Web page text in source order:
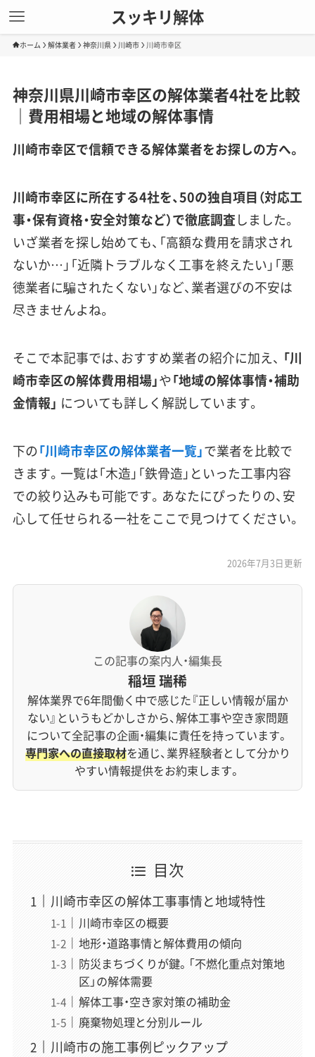
スッキリ解体
ホーム 解体業者 神奈川県 川崎市 川崎市幸区
神奈川県川崎市幸区の解体業者4社を比較
｜費用相場と地域の解体事情
川崎市幸区で信頼できる解体業者をお探しの方へ。
川崎市幸区に所在する4社を、50の独自項目（対応工
事・保有資格・安全対策など）で徹底調査しました。
いざ業者を探し始めても、「高額な費用を請求され
ないか…」「近隣トラブルなく工事を終えたい」「悪
徳業者に騙されたくない」など、業者選びの不安は
尽きませんよね。
そこで本記事では、おすすめ業者の紹介に加え、 「川
崎市幸区の解体費用相場」や「地域の解体事情・補助
金情報」 についても詳しく解説しています。
下の「川崎市幸区の解体業者一覧」で業者を比較で
きます。一覧は「木造」「鉄骨造」といった工事内容
での絞り込みも可能です。あなたにぴったりの、安
心して任せられる一社をここで見つけてください。
2026年7月3日更新
この記事の案内人・編集長
稲垣 瑞稀
解体業界で6年間働く中で感じた『正しい情報が届か
ない』というもどかしさから、解体工事や空き家問題
について全記事の企画・編集に責任を持っています。
専門家への直接取材を通じ、業界経験者として分かり
やすい情報提供をお約束します。
目次
川崎市幸区の解体工事事情と地域特性
川崎市幸区の概要
地形・道路事情と解体費用の傾向
防災まちづくりが鍵。「不燃化重点対策地
区」の解体需要
解体工事・空き家対策の補助金
廃棄物処理と分別ルール
川崎市の施工事例ピックアップ